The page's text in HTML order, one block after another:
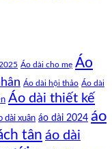
Áo dài cho mẹ Áo
Áo dài hội thảo Áo dài
Áo dài thiết kế
dài xuân áo dài 2024 áo
tân áo dài